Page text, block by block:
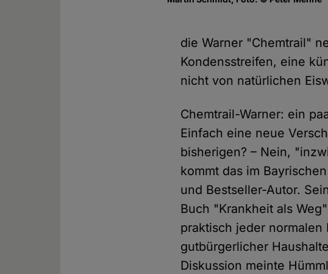
die Warner "Chemtrail"
Kondensstreifen, eine
nicht von natürlichen
Chemtrail-Warner: ein
Einfach eine neue
bisherigen? – Nein,
kommt das im
und Bestseller-Autor.
Buch "Krankheit als
praktisch jeder
gutbürgerlicher
Diskussion meinte